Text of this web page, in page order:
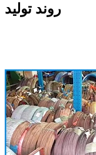
روند تولید